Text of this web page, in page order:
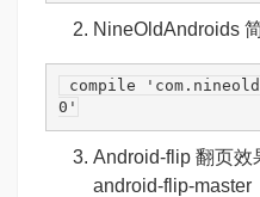
NineOldAndroids
compile
0'
Android-flip 翻页效
android-flip-master